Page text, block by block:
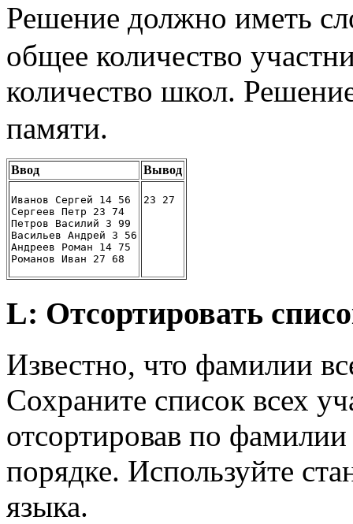
Решение должно иметь
общее количество
количество школ.
памяти.
Ввод Вывод
Иванов Сергей 14 56
Сергеев Петр 23 74
Петров Василий 3 99
Васильев Андрей 3 56
Андреев Роман 14 75
Романов Иван 27 68
23 27
L: Отсортировать
Известно, что фамилии
Сохраните список всех
отсортировав по
порядке. Используйте
языка.